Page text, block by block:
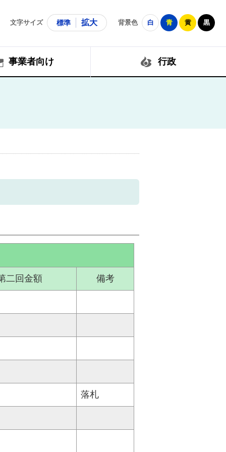
文字サイズ 標準 拡大 背景色 白 青 黄 黒
事業者向け 行政
二回金額 備考
落札